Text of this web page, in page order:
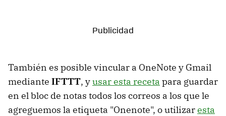
También es posible vincular a OneNote y Gmail
mediante IFTTT, yusar esta receta para guardar
en el bloc de notas todos los correos a los que le
agreguemos la etiqueta "Onenote", o utilizaresta